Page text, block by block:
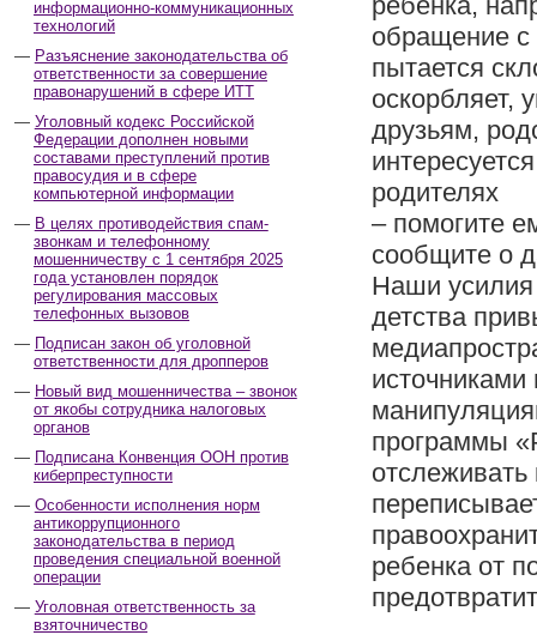
информационно-коммуникационных
технологий
Разъяснение законодательства об
ответственности за совершение
правонарушений в сфере ИТТ
Уголовный кодекс Российской
Федерации дополнен новыми
составами преступлений против
правосудия и в сфере
компьютерной информации
В целях противодействия спам-
звонкам и телефонному
мошенничеству с 1 сентября 2025
года установлен порядок
регулирования массовых
телефонных вызовов
Подписан закон об уголовной
ответственности для дропперов
Новый вид мошенничества – звонок
от якобы сотрудника налоговых
органов
Подписана Конвенция ООН против
киберпреступности
Особенности исполнения норм
антикоррупционного
законодательства в период
проведения специальной военной
операции
Уголовная ответственность за
взяточничество
обращение
пытается
оскорбляет,
друзьям,
родителях
– помогите
сообщите о
Наши
детства
программы
ребенка от